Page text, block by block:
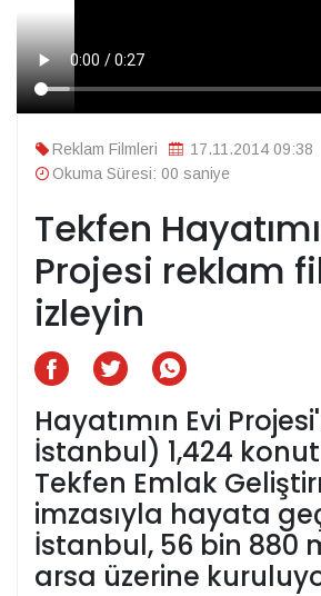
Reklam Filmleri
17.11.2014 09:38
Okuma Süresi: 00 saniye
Tekfen
Projesi reklam
izleyin
Hayatımın Evi
İstanbul) 1,424
Tekfen Emlak
imzasıyla hayata
İstanbul, 56 bin 880
arsa üzerine